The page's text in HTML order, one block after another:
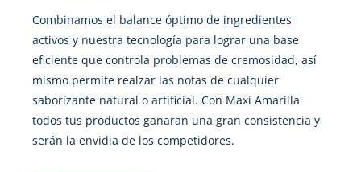
Combinamos el balance óptimo de ingredientes
activos y nuestra tecnología para lograr una base
eficiente que controla problemas de cremosidad, así
mismo permite realzar las notas de cualquier
saborizante natural o artificial. Con Maxi Amarilla
todos tus productos ganaran una gran consistencia y
serán la envidia de los competidores.